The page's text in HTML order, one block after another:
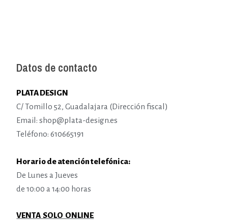
Datos de contacto
PLATA DESIGN
C/ Tomillo 52, Guadalajara (Dirección fiscal)
Email: shop@plata-design.es
Teléfono: 610665191
Horario de atención telefónica:
De Lunes a Jueves
de 10:00 a 14:00 horas
VENTA SOLO ONLINE